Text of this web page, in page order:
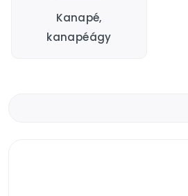
Kanapé,
kanapéágy